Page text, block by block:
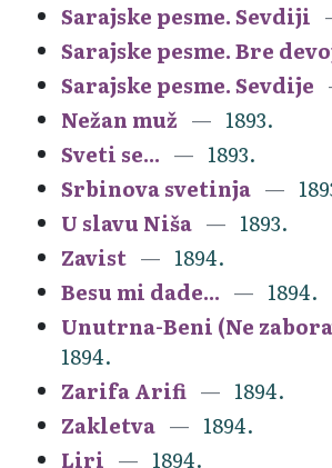
Sarajske pesme. Sevdiji
Sarajske pesme. Bre
Sarajske pesme. Sevdije
Nežan muž
1893.
Sveti se...
1893.
Srbinova svetinja
U slavu Niša
1893.
Zavist
1894.
Besu mi dade...
1894.
Unutrna-Beni (Ne
1894.
Zarifa Arifi
1894.
Zakletva
1894.
Liri
1894.